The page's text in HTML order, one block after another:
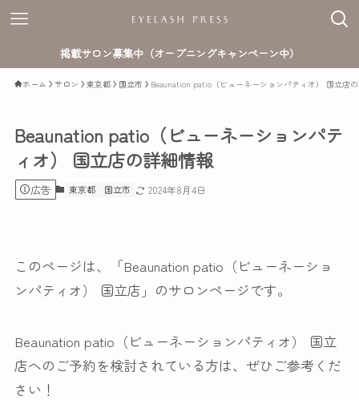
掲載サロン募集中（オープニングキャンペーン中）
ホーム サロン 東京都 国立市 Beaunation patio（ビューネーションパティオ） 国立店
Beaunation patio（ビューネーションパテ
ィオ） 国立店の詳細情報
広告 東京都 国立市 2024年8月4日
このページは、「Beaunation patio（ビューネーショ
ンパティオ） 国立店」のサロンページです。
Beaunation patio（ビューネーションパティオ） 国立
店へのご予約を検討されている方は、ぜひご参考くだ
さい！